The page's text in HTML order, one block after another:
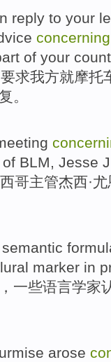
reply to your
concerning
of your
要求我方就摩托
。
of BLM, Jesse
哥主管杰西·
semantic
marker in
一些语言学家
arose